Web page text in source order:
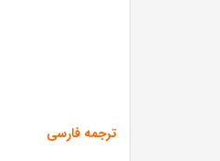
ترجمه فارسی